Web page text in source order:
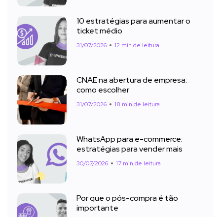
10 estratégias para aumentar o
ticket médio
31/07/2026 12 min de leitura
CNAE na abertura de empresa:
como escolher
31/07/2026 18 min de leitura
WhatsApp para e-commerce:
estratégias para vender mais
30/07/2026 17 min de leitura
Por que o pós-compra é tão
importante